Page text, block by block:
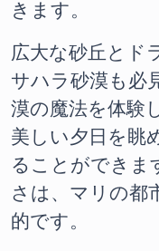
きます。
広大な砂丘とド
サハラ砂漠も必
漠の魔法を体験
美しい夕日を眺
ることができま
さは、マリの都
的です。